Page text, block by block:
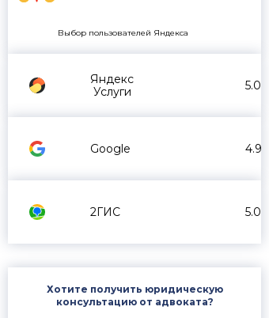
Выбор пользователей Яндекса
Яндекс
Услуги
5.0
Google 4.9
2ГИС 5.0
Хотите получить юридическую
консультацию от адвоката?